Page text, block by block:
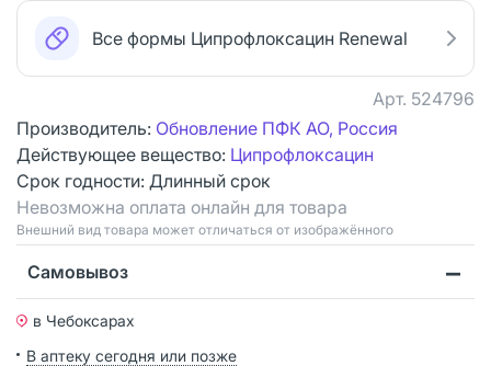
Все формы Ципрофлоксацин Renewal
Арт. 524796
Производитель: Обновление ПФК АО, Россия
Действующее вещество: Ципрофлоксацин
Срок годности: Длинный срок
Невозможна оплата онлайн для товара
Bнешний вид товара может отличаться от изображённого
Самовывоз
в Чебоксарах
В аптеку сегодня или позже